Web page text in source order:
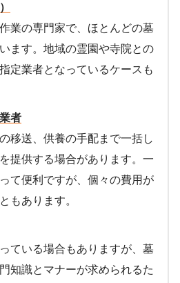
業の専門家で、ほとんどの墓
ます。地域の霊園や寺院との
定業者となっているケースも
者
移送、供養の手配まで一括し
提供する場合があります。一
て便利ですが、個々の費用が
もあります。
ている場合もありますが、墓
知識とマナーが求められるた